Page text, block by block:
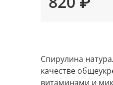
Спирулина
качестве
витаминами и